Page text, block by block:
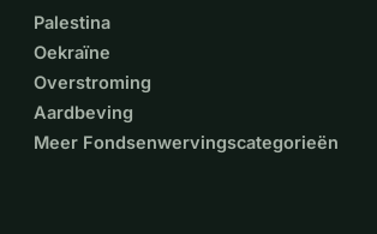
Palestina
Oekraïne
Overstroming
Aardbeving
Meer Fondsenwervingscategorieën